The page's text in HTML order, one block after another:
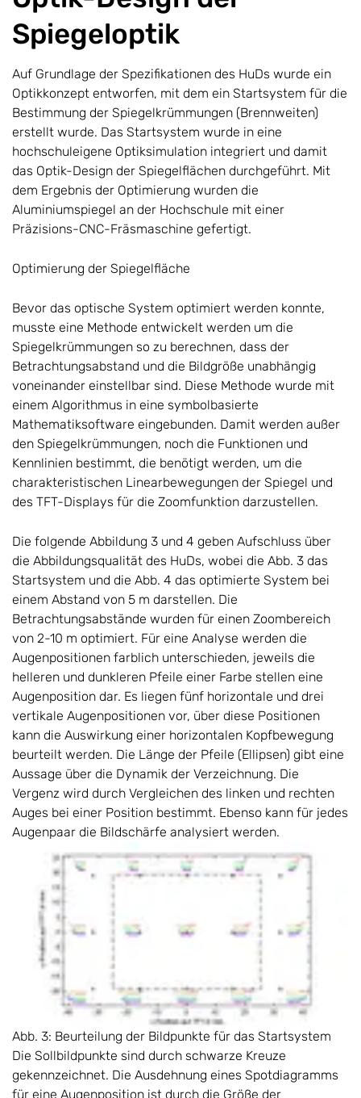
Spiegeloptik
Auf Grundlage der Spezifikationen des HuDs wurde ein
Optikkonzept entworfen, mit dem ein Startsystem für die
Bestimmung der Spiegelkrümmungen (Brennweiten)
erstellt wurde. Das Startsystem wurde in eine
hochschuleigene Optiksimulation integriert und damit
das Optik-Design der Spiegelflächen durchgeführt. Mit
dem Ergebnis der Optimierung wurden die
Aluminiumspiegel an der Hochschule mit einer
Präzisions-CNC-Fräsmaschine gefertigt.
Optimierung der Spiegelfläche
Bevor das optische System optimiert werden konnte,
musste eine Methode entwickelt werden um die
Spiegelkrümmungen so zu berechnen, dass der
Betrachtungsabstand und die Bildgröße unabhängig
voneinander einstellbar sind. Diese Methode wurde mit
einem Algorithmus in eine symbolbasierte
Mathematiksoftware eingebunden. Damit werden außer
den Spiegelkrümmungen, noch die Funktionen und
Kennlinien bestimmt, die benötigt werden, um die
charakteristischen Linearbewegungen der Spiegel und
des TFT-Displays für die Zoomfunktion darzustellen.
Die folgende Abbildung 3 und 4 geben Aufschluss über
die Abbildungsqualität des HuDs, wobei die Abb. 3 das
Startsystem und die Abb. 4 das optimierte System bei
einem Abstand von 5 m darstellen. Die
Betrachtungsabstände wurden für einen Zoombereich
von 2-10 m optimiert. Für eine Analyse werden die
Augenpositionen farblich unterschieden, jeweils die
helleren und dunkleren Pfeile einer Farbe stellen eine
Augenposition dar. Es liegen fünf horizontale und drei
vertikale Augenpositionen vor, über diese Positionen
kann die Auswirkung einer horizontalen Kopfbewegung
beurteilt werden. Die Länge der Pfeile (Ellipsen) gibt eine
Aussage über die Dynamik der Verzeichnung. Die
Vergenz wird durch Vergleichen des linken und rechten
Auges bei einer Position bestimmt. Ebenso kann für jedes
Augenpaar die Bildschärfe analysiert werden.
Abb. 3: Beurteilung der Bildpunkte für das Startsystem
Die Sollbildpunkte sind durch schwarze Kreuze
gekennzeichnet. Die Ausdehnung eines Spotdiagramms
für eine Augenposition ist durch die Größe der